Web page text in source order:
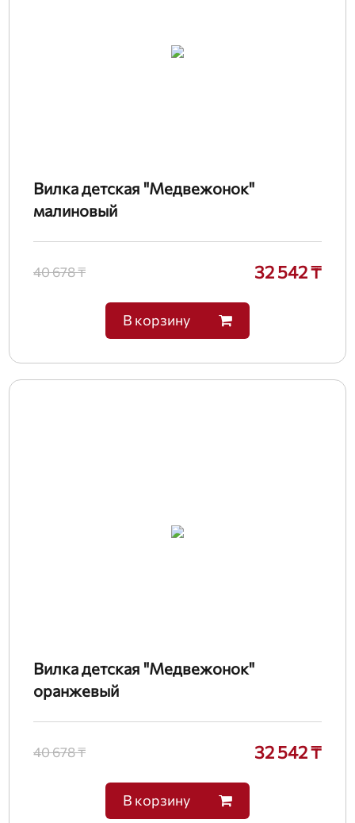
Вилка детская "Медвежонок"
малиновый
40 678 ₸ 32 542 ₸
В корзину
Вилка детская "Медвежонок"
оранжевый
40 678 ₸ 32 542 ₸
В корзину